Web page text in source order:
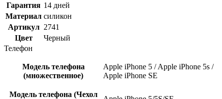
Гарантия 14 дней
Материал силикон
Артикул 2741
Цвет
Черный
Телефон
Модель телефона
(множественное)
Apple iPhone 5 / Apple iPhone 5s /
Apple iPhone SE
Модель телефона (Чехол